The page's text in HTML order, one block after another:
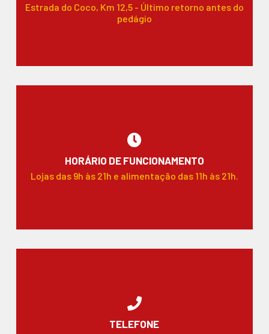
Estrada do Coco, Km 12,5 - Último retorno antes do
pedágio
HORÁRIO DE FUNCIONAMENTO
Lojas das 9h às 21h e alimentação das 11h às 21h.
TELEFONE